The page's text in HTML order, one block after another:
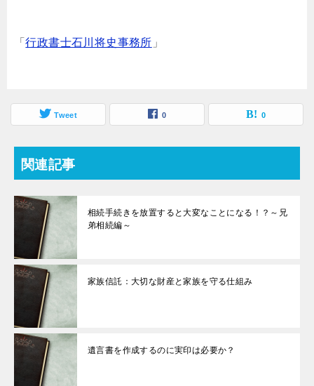
「行政書士石川将史事務所 」
Tweet 0 0
関連記事
相続手続きを放置すると大変なことになる！？～兄
弟相続編～
家族信託：大切な財産と家族を守る仕組み
遺言書を作成するのに実印は必要か？